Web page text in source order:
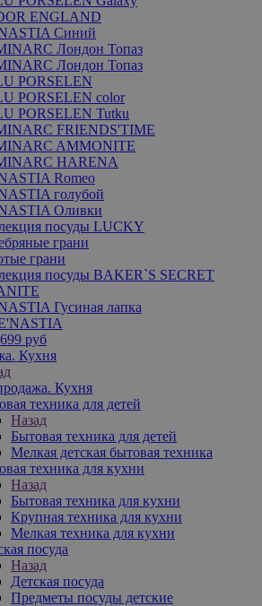
ENGLAND
Синий
Лондон Топаз
Лондон Топаз
PORSELEN
PORSELEN color
PORSELEN Tutku
FRIENDS'TIME
AMMONITE
HARENA
Romeo
голубой
Оливки
посуды LUCKY
грани
грани
посуды BAKER`S SECRET
Гусиная лапка
руб
Кухня
Кухня
техника для детей
Назад
Бытовая техника для детей
Мелкая детская бытовая техника
техника для кухни
Назад
Бытовая техника для кухни
Крупная техника для кухни
Мелкая техника для кухни
посуда
Назад
Детская посуда
Предметы посуды детские